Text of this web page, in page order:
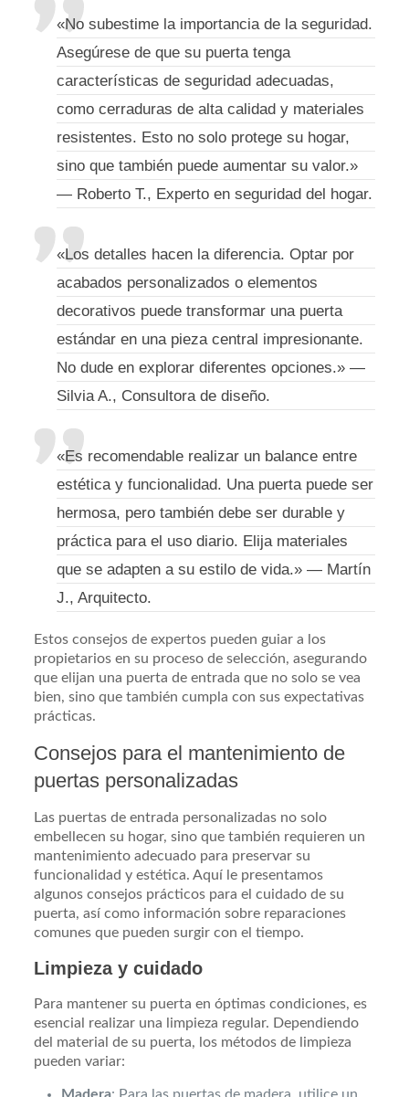
«No subestime la importancia de la seguridad.
Asegúrese de que su puerta tenga
características de seguridad adecuadas,
como cerraduras de alta calidad y materiales
resistentes. Esto no solo protege su hogar,
sino que también puede aumentar su valor.»
— Roberto T., Experto en seguridad del hogar.
«Los detalles hacen la diferencia. Optar por
acabados personalizados o elementos
decorativos puede transformar una puerta
estándar en una pieza central impresionante.
No dude en explorar diferentes opciones.» —
Silvia A., Consultora de diseño.
«Es recomendable realizar un balance entre
estética y funcionalidad. Una puerta puede ser
hermosa, pero también debe ser durable y
práctica para el uso diario. Elija materiales
que se adapten a su estilo de vida.» — Martín
J., Arquitecto.
Estos consejos de expertos pueden guiar a los
propietarios en su proceso de selección, asegurando
que elijan una puerta de entrada que no solo se vea
bien, sino que también cumpla con sus expectativas
prácticas.
Consejos para el mantenimiento de
puertas personalizadas
Las puertas de entrada personalizadas no solo
embellecen su hogar, sino que también requieren un
mantenimiento adecuado para preservar su
funcionalidad y estética. Aquí le presentamos
algunos consejos prácticos para el cuidado de su
puerta, así como información sobre reparaciones
comunes que pueden surgir con el tiempo.
Limpieza y cuidado
Para mantener su puerta en óptimas condiciones, es
esencial realizar una limpieza regular. Dependiendo
del material de su puerta, los métodos de limpieza
pueden variar: